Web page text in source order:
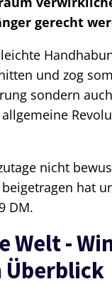
gerecht
und zog
sondern
nicht
hat
DM.
Welt -
Überblick